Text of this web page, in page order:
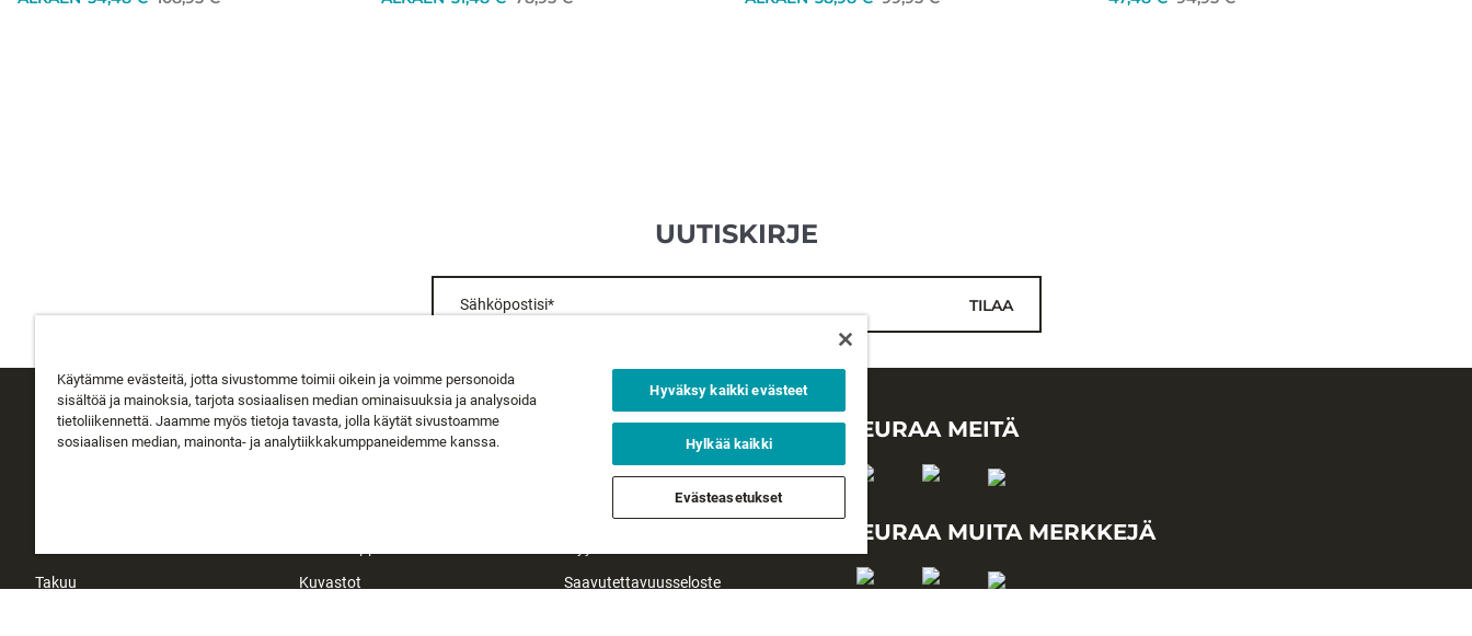
UUTISKIRJE
Sähköpostisi* TILAA
ASIAKASPALVELU
Takuu
TIETOA MEISTÄ
Kuvastot
LAKIASIAT
Tietosuojaseloste
Saavutettavuusseloste
SEURAA MEITÄ
SEURAA MUITA MERKKEJÄ
Käytämme evästeitä, jotta sivustomme toimii oikein ja voimme personoida
sisältöä ja mainoksia, tarjota sosiaalisen median ominaisuuksia ja analysoida
tietoliikennettä. Jaamme myös tietoja tavasta, jolla käytät sivustoamme
sosiaalisen median, mainonta- ja analytiikkakumppaneidemme kanssa.
Hyväksy kaikki evästeet
Hylkää kaikki
Evästeasetukset